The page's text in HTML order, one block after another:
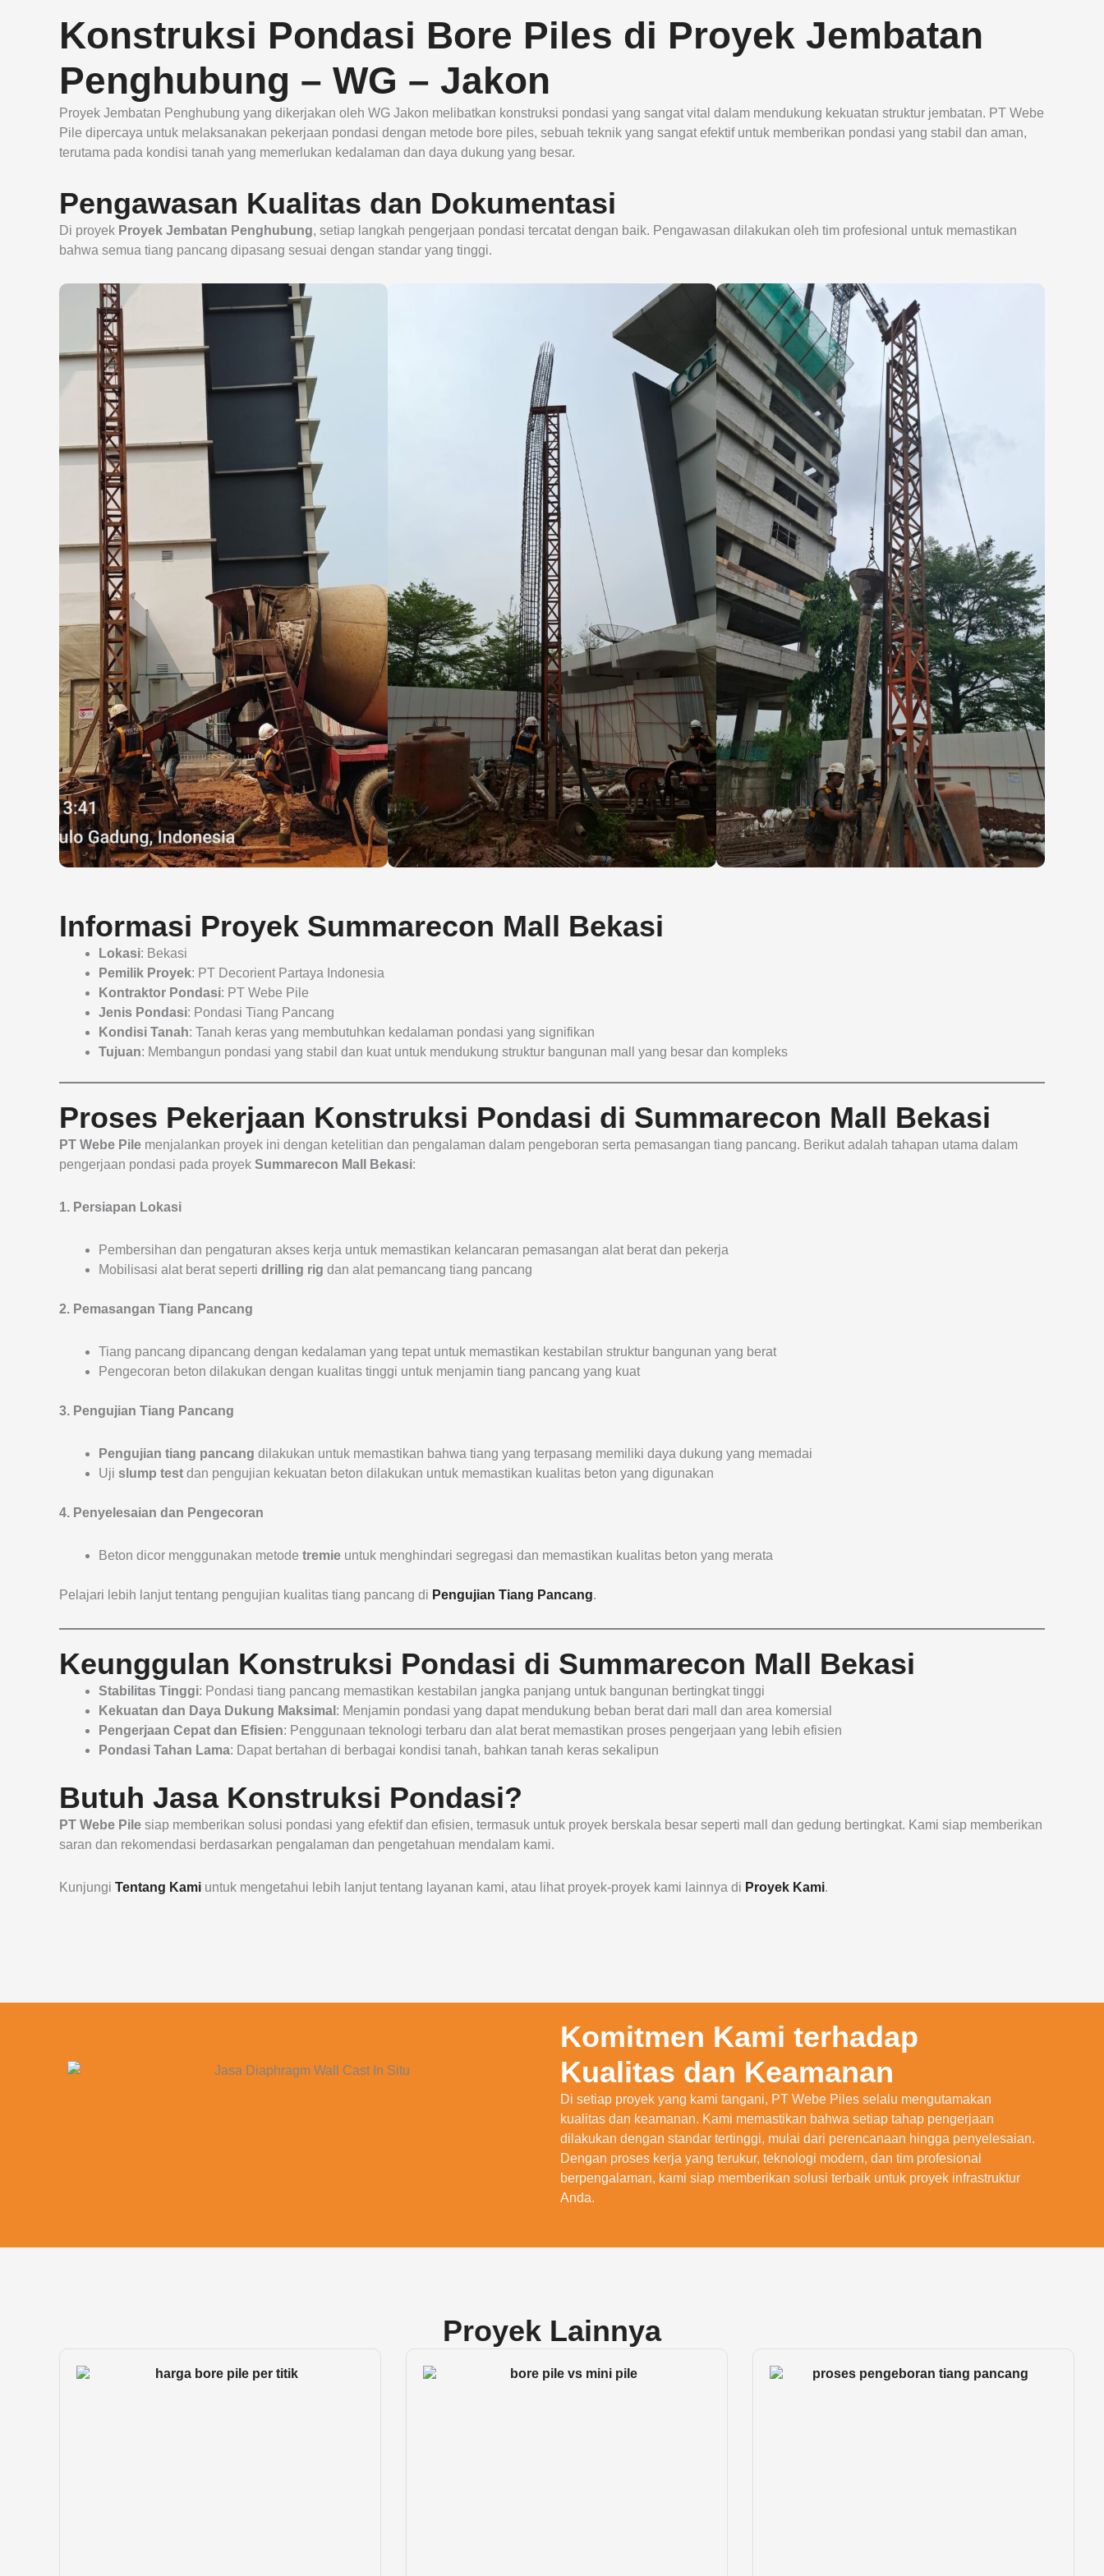
Konstruksi Pondasi Bore Piles di Proyek Jembatan
Penghubung – WG – Jakon
Proyek Jembatan Penghubung yang dikerjakan oleh WG Jakon melibatkan konstruksi pondasi yang sangat vital dalam mendukung kekuatan struktur jembatan. PT Webe
Pile dipercaya untuk melaksanakan pekerjaan pondasi dengan metode bore piles, sebuah teknik yang sangat efektif untuk memberikan pondasi yang stabil dan aman,
terutama pada kondisi tanah yang memerlukan kedalaman dan daya dukung yang besar.
Pengawasan Kualitas dan Dokumentasi
Di proyek Proyek Jembatan Penghubung, setiap langkah pengerjaan pondasi tercatat dengan baik. Pengawasan dilakukan oleh tim profesional untuk memastikan
bahwa semua tiang pancang dipasang sesuai dengan standar yang tinggi.
Informasi Proyek Summarecon Mall Bekasi
Lokasi: Bekasi
Pemilik Proyek: PT Decorient Partaya Indonesia
Kontraktor Pondasi: PT Webe Pile
Jenis Pondasi: Pondasi Tiang Pancang
Kondisi Tanah: Tanah keras yang membutuhkan kedalaman pondasi yang signifikan
Tujuan: Membangun pondasi yang stabil dan kuat untuk mendukung struktur bangunan mall yang besar dan kompleks
Proses Pekerjaan Konstruksi Pondasi di Summarecon Mall Bekasi
PT Webe Pile menjalankan proyek ini dengan ketelitian dan pengalaman dalam pengeboran serta pemasangan tiang pancang. Berikut adalah tahapan utama dalam
pengerjaan pondasi pada proyek Summarecon Mall Bekasi:
1. Persiapan Lokasi
Pembersihan dan pengaturan akses kerja untuk memastikan kelancaran pemasangan alat berat dan pekerja
Mobilisasi alat berat seperti drilling rig dan alat pemancang tiang pancang
2. Pemasangan Tiang Pancang
Tiang pancang dipancang dengan kedalaman yang tepat untuk memastikan kestabilan struktur bangunan yang berat
Pengecoran beton dilakukan dengan kualitas tinggi untuk menjamin tiang pancang yang kuat
3. Pengujian Tiang Pancang
Pengujian tiang pancang dilakukan untuk memastikan bahwa tiang yang terpasang memiliki daya dukung yang memadai
Uji slump test dan pengujian kekuatan beton dilakukan untuk memastikan kualitas beton yang digunakan
4. Penyelesaian dan Pengecoran
Beton dicor menggunakan metode tremie untuk menghindari segregasi dan memastikan kualitas beton yang merata
Pelajari lebih lanjut tentang pengujian kualitas tiang pancang di Pengujian Tiang Pancang.
Keunggulan Konstruksi Pondasi di Summarecon Mall Bekasi
Stabilitas Tinggi: Pondasi tiang pancang memastikan kestabilan jangka panjang untuk bangunan bertingkat tinggi
Kekuatan dan Daya Dukung Maksimal : Menjamin pondasi yang dapat mendukung beban berat dari mall dan area komersial
Pengerjaan Cepat dan Efisien: Penggunaan teknologi terbaru dan alat berat memastikan proses pengerjaan yang lebih efisien
Pondasi Tahan Lama: Dapat bertahan di berbagai kondisi tanah, bahkan tanah keras sekalipun
Butuh Jasa Konstruksi Pondasi?
PT Webe Pile siap memberikan solusi pondasi yang efektif dan efisien, termasuk untuk proyek berskala besar seperti mall dan gedung bertingkat. Kami siap memberikan
saran dan rekomendasi berdasarkan pengalaman dan pengetahuan mendalam kami.
Kunjungi Tentang Kami untuk mengetahui lebih lanjut tentang layanan kami, atau lihat proyek-proyek kami lainnya di Proyek Kami.
Komitmen Kami terhadap
Kualitas dan Keamanan
Di setiap proyek yang kami tangani, PT Webe Piles selalu mengutamakan
kualitas dan keamanan. Kami memastikan bahwa setiap tahap pengerjaan
dilakukan dengan standar tertinggi, mulai dari perencanaan hingga penyelesaian.
Dengan proses kerja yang terukur, teknologi modern, dan tim profesional
berpengalaman, kami siap memberikan solusi terbaik untuk proyek infrastruktur
Anda.
Proyek Lainnya